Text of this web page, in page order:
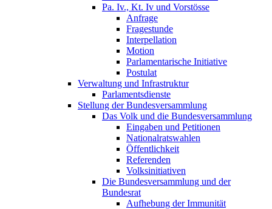
Pa. Iv., Kt. Iv und Vorstösse
Anfrage
Fragestunde
Interpellation
Motion
Parlamentarische Initiative
Postulat
Verwaltung und Infrastruktur
Parlamentsdienste
Stellung der Bundesversammlung
Das Volk und die Bundesversammlung
Eingaben und Petitionen
Nationalratswahlen
Öffentlichkeit
Referenden
Volksinitiativen
Die Bundesversammlung und der
Bundesrat
Aufhebung der Immunität